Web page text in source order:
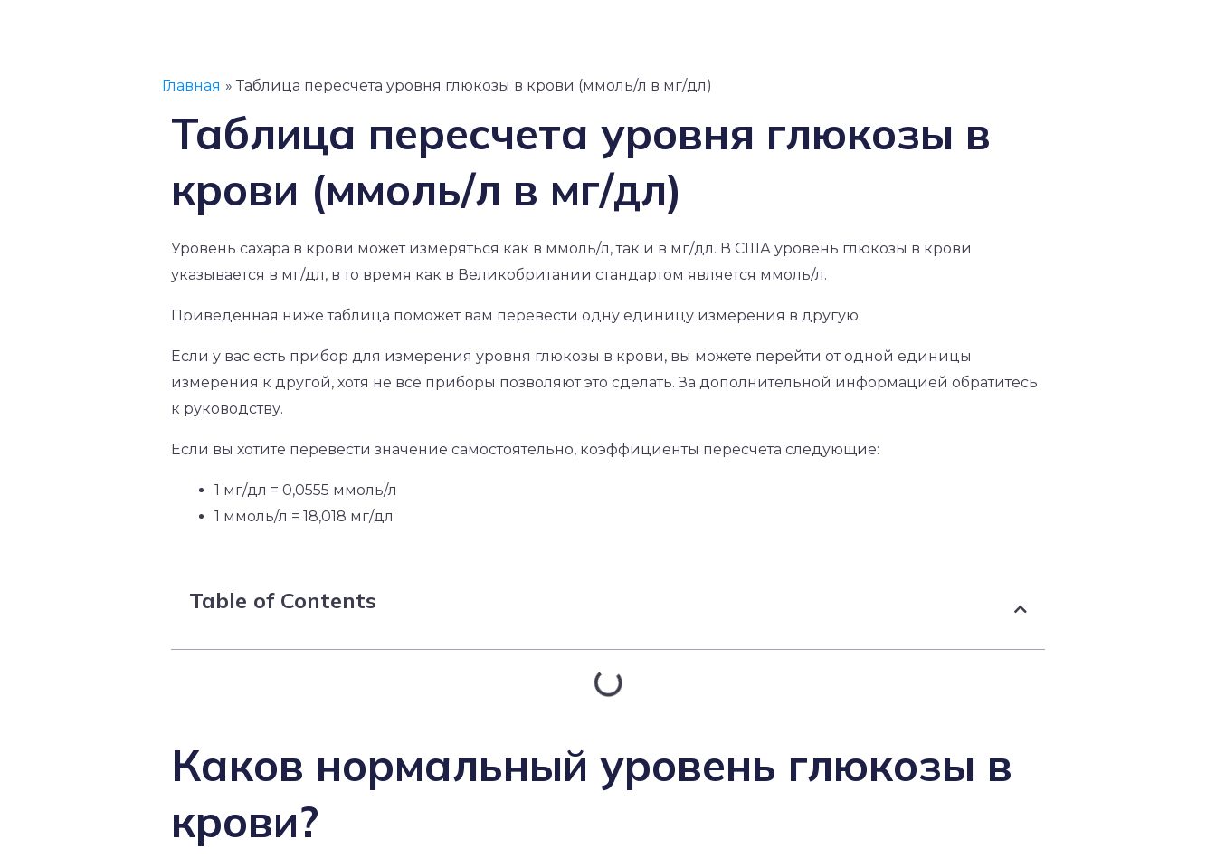
Главная Таблица пересчета уровня глюкозы в крови (ммоль/л в мг/дл)
Таблица пересчета уровня глюкозы в
крови (ммоль/л в мг/дл)
Уровень сахара в крови может измеряться как в ммоль/л, так и в мг/дл. В США уровень глюкозы в крови
указывается в мг/дл, в то время как в Великобритании стандартом является ммоль/л.
Приведенная ниже таблица поможет вам перевести одну единицу измерения в другую.
Если у вас есть прибор для измерения уровня глюкозы в крови, вы можете перейти от одной единицы
измерения к другой, хотя не все приборы позволяют это сделать. За дополнительной информацией обратитесь
к руководству.
Если вы хотите перевести значение самостоятельно, коэффициенты пересчета следующие:
1 мг/дл = 0,0555 ммоль/л
1 ммоль/л = 18,018 мг/дл
Table of Contents
Каков нормальный уровень глюкозы в
крови?